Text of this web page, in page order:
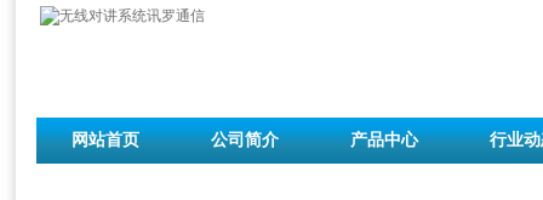
网站首页 公司简介 产品中心 行业